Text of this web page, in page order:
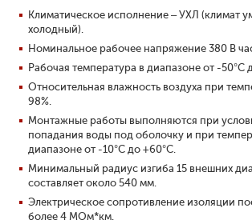
Климатическое исполнение – УХЛ (климат
холодный).
Номинальное рабочее напряжение 380 В
Рабочая температура в диапазоне от -50°С
Относительная влажность воздуха при
98%.
Монтажные работы выполняются при
попадания воды под оболочку и при
диапазоне от -10°С до +60°С.
Минимальный радиус изгиба 15 внешних
составляет около 540 мм.
Электрическое сопротивление изоляции
более 4 МОм*км.